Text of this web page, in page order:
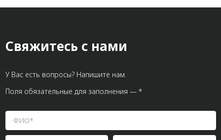
Свяжитесь с нами
У Вас есть вопросы? Напишите нам.
Поля обязательные для заполнения — *